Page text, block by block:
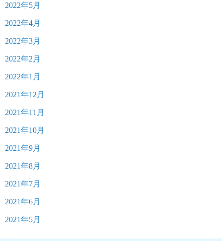
2022年5月
2022年4月
2022年3月
2022年2月
2022年1月
2021年12月
2021年11月
2021年10月
2021年9月
2021年8月
2021年7月
2021年6月
2021年5月